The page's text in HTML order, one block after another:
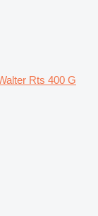
Rts 400 G